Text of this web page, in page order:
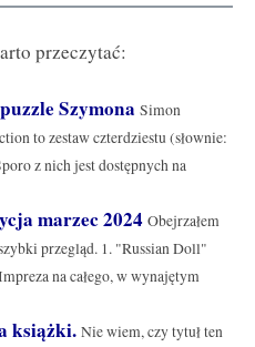
przeczytać:
Szymona Simon
to zestaw czterdziestu (słownie:
z nich jest dostępnych na
marzec 2024 Obejrzałem
przegląd. 1. "Russian Doll"
na całego, w wynajętym
książki. Nie wiem, czy tytuł ten